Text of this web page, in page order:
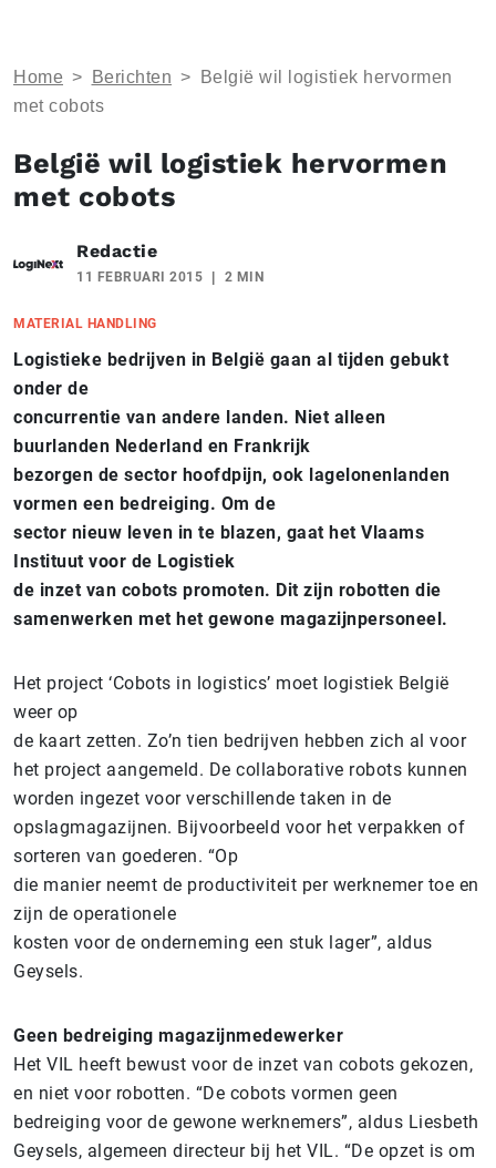
Home > Berichten >
België wil logistiek hervormen
met cobots
België wil logistiek hervormen
met cobots
Redactie
11 FEBRUARI 2015 2 MIN
MATERIAL HANDLING
Logistieke bedrijven in België gaan al tijden gebukt
onder de
concurrentie van andere landen. Niet alleen
buurlanden Nederland en Frankrijk
bezorgen de sector hoofdpijn, ook lagelonenlanden
vormen een bedreiging. Om de
sector nieuw leven in te blazen, gaat het Vlaams
Instituut voor de Logistiek
de inzet van cobots promoten. Dit zijn robotten die
samenwerken met het gewone magazijnpersoneel.
Het project ‘Cobots in logistics’ moet logistiek België
weer op
de kaart zetten. Zo’n tien bedrijven hebben zich al voor
het project aangemeld. De collaborative robots kunnen
worden ingezet voor verschillende taken in de
opslagmagazijnen. Bijvoorbeeld voor het verpakken of
sorteren van goederen. “Op
die manier neemt de productiviteit per werknemer toe en
zijn de operationele
kosten voor de onderneming een stuk lager”, aldus
Geysels.
Geen bedreiging magazijnmedewerker
Het VIL heeft bewust voor de inzet van cobots gekozen,
en niet voor robotten. “De cobots vormen geen
bedreiging voor de gewone werknemers”, aldus Liesbeth
Geysels, algemeen directeur bij het VIL. “De opzet is om